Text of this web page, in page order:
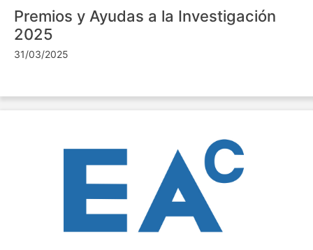
Premios y Ayudas a la Investigación
2025
31/03/2025